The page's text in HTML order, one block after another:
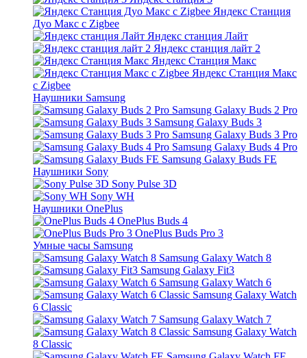
Яндекс Станция
Дуо Макс с Zigbee
Яндекс станция Лайт
Яндекс станция лайт 2
Яндекс Станция Макс
Яндекс Станция Макс
с Zigbee
Наушники Samsung
Samsung Galaxy Buds 2 Pro
Samsung Galaxy Buds 3
Samsung Galaxy Buds 3 Pro
Samsung Galaxy Buds 4 Pro
Samsung Galaxy Buds FE
Наушники Sony
Sony Pulse 3D
Sony WH
Наушники OnePlus
OnePlus Buds 4
OnePlus Buds Pro 3
Умные часы Samsung
Samsung Galaxy Watch 8
Samsung Galaxy Fit3
Samsung Galaxy Watch 6
Samsung Galaxy Watch
6 Classic
Samsung Galaxy Watch 7
Samsung Galaxy Watch
8 Classic